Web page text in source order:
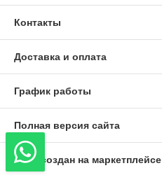
Контакты
Доставка и оплата
График работы
Полная версия сайта
Сайт создан на маркетплейсе